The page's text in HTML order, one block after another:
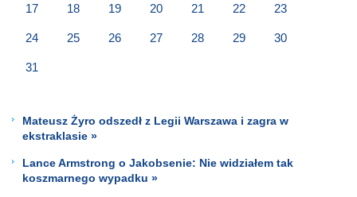
17 18 19 20 21 22 23
24 25 26 27 28 29 30
31
Mateusz Żyro odszedł z Legii Warszawa i zagra w
ekstraklasie »
Lance Armstrong o Jakobsenie: Nie widziałem tak
koszmarnego wypadku »